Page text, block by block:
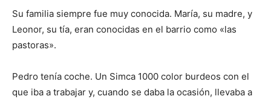
Su familia siempre fue muy conocida. María, su madre, y
Leonor, su tía, eran conocidas en el barrio como «las
pastoras».
Pedro tenía coche. Un Simca 1000 color burdeos con el
que iba a trabajar y, cuando se daba la ocasión, llevaba a